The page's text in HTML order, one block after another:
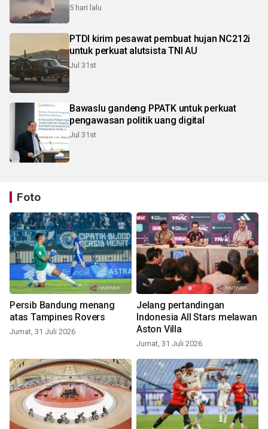
5 hari lalu
PTDI kirim pesawat pembuat hujan NC212i
untuk perkuat alutsista TNI AU
Jul 31st
Bawaslu gandeng PPATK untuk perkuat
pengawasan politik uang digital
Jul 31st
Foto
Persib Bandung menang
atas Tampines Rovers
Jumat, 31 Juli 2026
Jelang pertandingan
Indonesia All Stars melawan
Aston Villa
Jumat, 31 Juli 2026